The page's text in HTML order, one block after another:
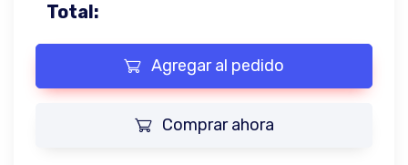
Total:
Agregar al pedido
Comprar ahora